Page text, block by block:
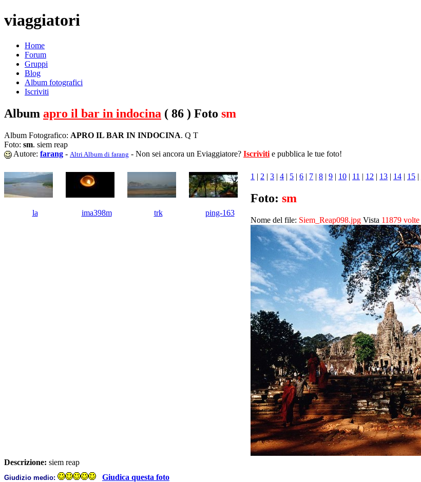
viaggiatori
Home
Forum
Gruppi
Blog
Album fotografici
Iscriviti
Album apro il bar in indocina ( 86 ) Foto sm
Album Fotografico: APRO IL BAR IN INDOCINA. Q T
Foto: sm. siem reap
Autore: farang - Altri Album di farang - Non sei ancora un Eviaggiatore? Iscriviti e pubblica le tue foto!
1 | 2 | 3 | 4 | 5 | 6 | 7 | 8 | 9 | 10 | 11 | 12 | 13 | 14 | 15 |
la ima398m trk ping-163
Foto: sm
Nome del file: Siem_Reap098.jpg Vista 11879 volte
Descrizione: siem reap
Giudizio medio: Giudica questa foto